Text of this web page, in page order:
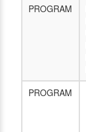
PROGRAM
PROGRAM